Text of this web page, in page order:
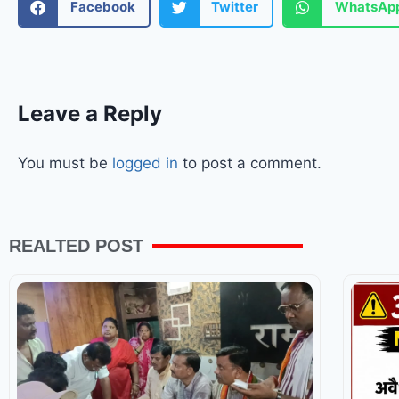
Facebook Twitter
Leave a Reply
You must be logged in to post a comment.
REALTED POST